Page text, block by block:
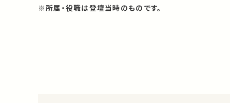
※所属・役職は登壇当時のものです。